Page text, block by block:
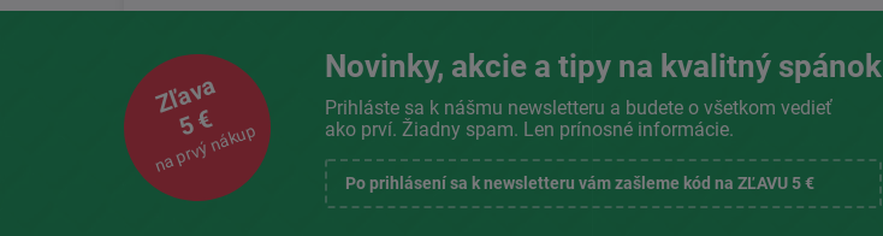
Zľava
5 €
na prvý nákup
Novinky, akcie a tipy na kvalitný spánok
Prihláste sa k nášmu newsletteru a budete o všetkom vedieť
ako prví. Žiadny spam. Len prínosné informácie.
Po prihlásení sa k newsletteru vám zašleme kód na ZĽAVU 5 €